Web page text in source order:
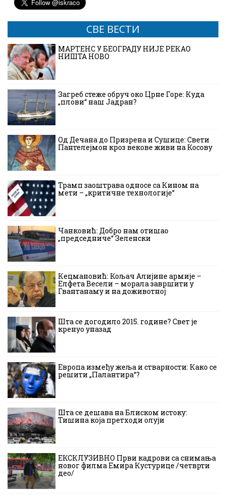
СВЕ ВЕСТИ
МАРТЕНС У БЕОГРАДУ НИЈЕ РЕКАО
НИШТА НОВО
Загреб стеже обруч око Црне Горе: Куда
„плови“ наш Јадран?
Од Дечана до Призрена и Сушице: Свети
Пантелејмон кроз векове живи на Косову
Трамп заоштрава односе са Кином на
мети – „критичне технологије“
Чанковић: Добро нам отишао
„председниче“ Зеленски
Кецмановић: Кољач Алијине армије –
Елфета Весели – морала завршити у
Гвантанаму и на доживотној
Шта се догодило 2015. године? Свет је
кренуо уназад
Европа између жеља и стварности: Како се
решити „Палантира“?
Шта се дешава на Блиском истоку:
Тишина која претходи олуји
ЕКСКЛУЗИВНО Први кадрови са снимања
новог филма Емира Кустурице /четврти
део/